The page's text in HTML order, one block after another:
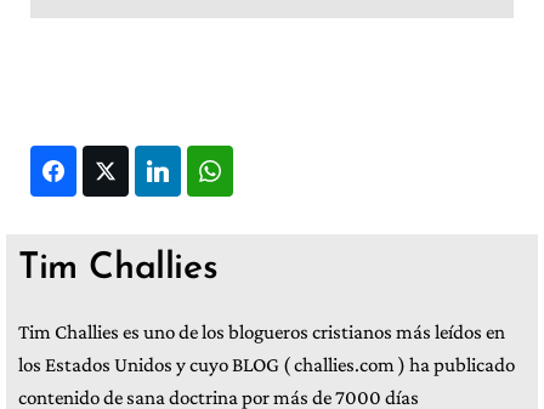
FacebookTwitter LinkedIn
Tim Challies
Tim Challies es uno de los blogueros cristianos más leídos en
los Estados Unidos y cuyo BLOG ( challies.com ) ha publicado
contenido de sana doctrina por más de 7000 días